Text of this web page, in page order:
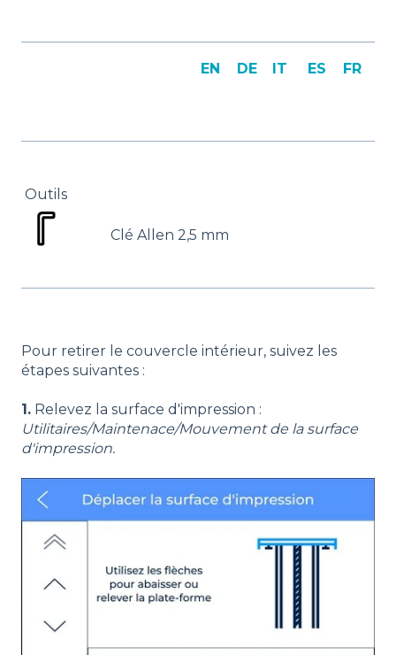
EN DE IT ES FR
Outils
Clé Allen 2,5 mm
Pour retirer le couvercle intérieur, suivez les
étapes suivantes :
1. Relevez la surface d'impression :
Utilitaires/Maintenace/Mouvement de la surface
d'impression.